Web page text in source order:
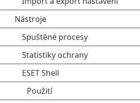
Nástroje
Spuštěné procesy
Statistiky ochrany
ESET Shell
Použití